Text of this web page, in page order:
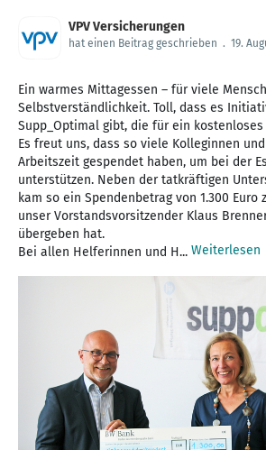
VPV Versicherungen
hat einen Beitrag geschrieben . 19.
Ein warmes Mittagessen – für viele
Selbstverständlichkeit. Toll, dass es
Supp_Optimal gibt, die für ein
Es freut uns, dass so viele Kolleginnen
Arbeitszeit gespendet haben, um bei der
unterstützen. Neben der tatkräftigen
kam so ein Spendenbetrag von 1.300 Euro
unser Vorstandsvorsitzender Klaus
übergeben hat.
Bei allen Helferinnen und H... Weiterlesen